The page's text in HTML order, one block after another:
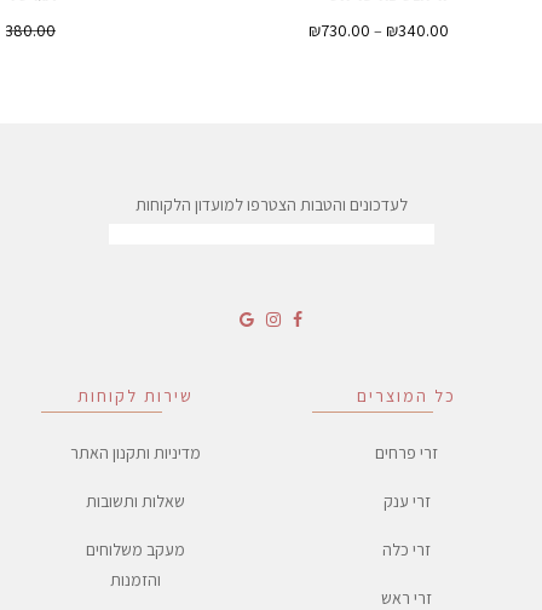
₪340.00
–
₪730.00 טווח
380.00
כל המוצרים
זרי פרחים
זרי ענק
זרי כלה
זרי ראש
שירות לקוחות
מדיניות ותקנון האתר
שאלות ותשובות
מעקב משלוחים
והזמנות
לעדכונים והטבות הצטרפו למועדון הלקוחות